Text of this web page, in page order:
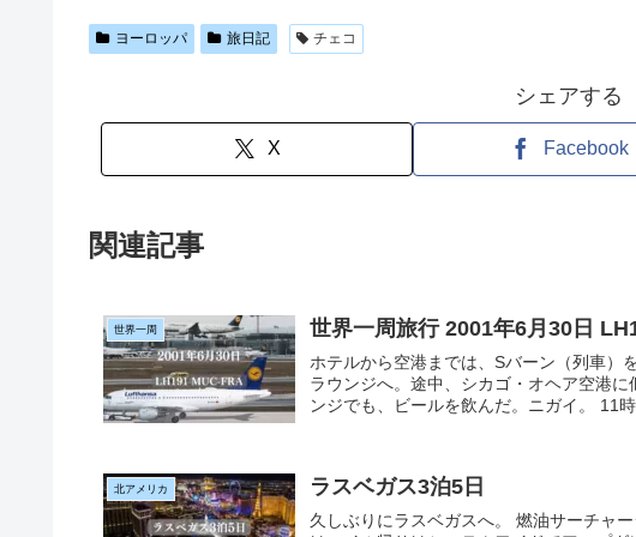
ヨーロッパ 旅日記 チェコ
シェアする
X Facebook
関連記事
世界一周 世界一周旅行 2001年6月30日
ホテルから空港までは、Sバーン（列車）
ラウンジへ。途中、シカゴ・オヘア空港
ンジでも、ビールを飲んだ。ニガイ。 11
北アメリカ ラスベガス3泊5日
久しぶりにラスベガスへ。 燃油サーチャ